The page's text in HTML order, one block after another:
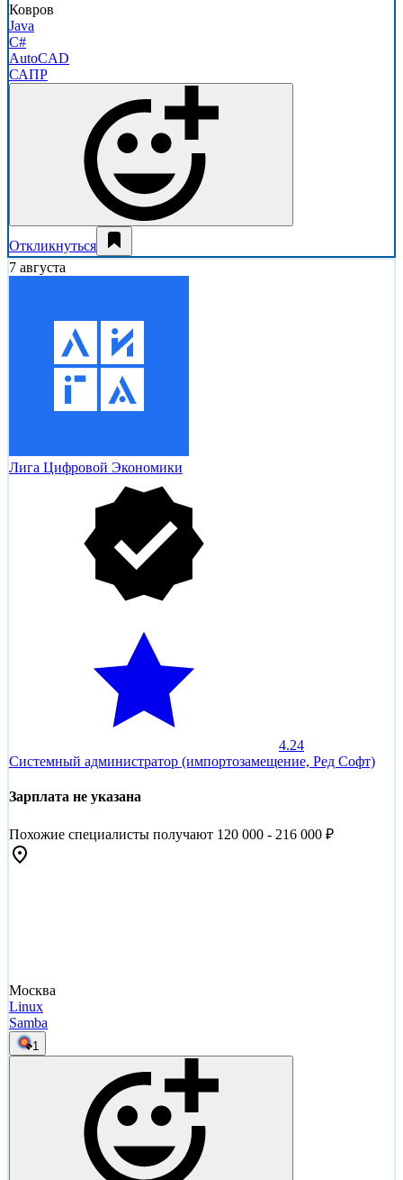
Ковров
Java
C#
AutoCAD
САПР
Откликнуться
7 августа
Лига Цифровой Экономики
4.24
Системный администратор (импортозамещение, Ред Софт)
Зарплата не указана
Похожие специалисты получают 120 000 - 216 000 ₽
Москва
Linux
Samba
1